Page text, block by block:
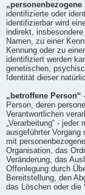
„personenbezogene
identifizierte oder
identifizierbar wird
indirekt,
Namen, zu einer
Kennung oder zu
identifiziert werden
genetischen,
Identität dieser
„betroffene Person“
Person, deren
Verantwortlichen
„Verarbeitung“ -
ausgeführter Vorgang
mit
Organisation, das
Veränderung, das
Offenlegung durch
Bereitstellung, den
das Löschen oder die